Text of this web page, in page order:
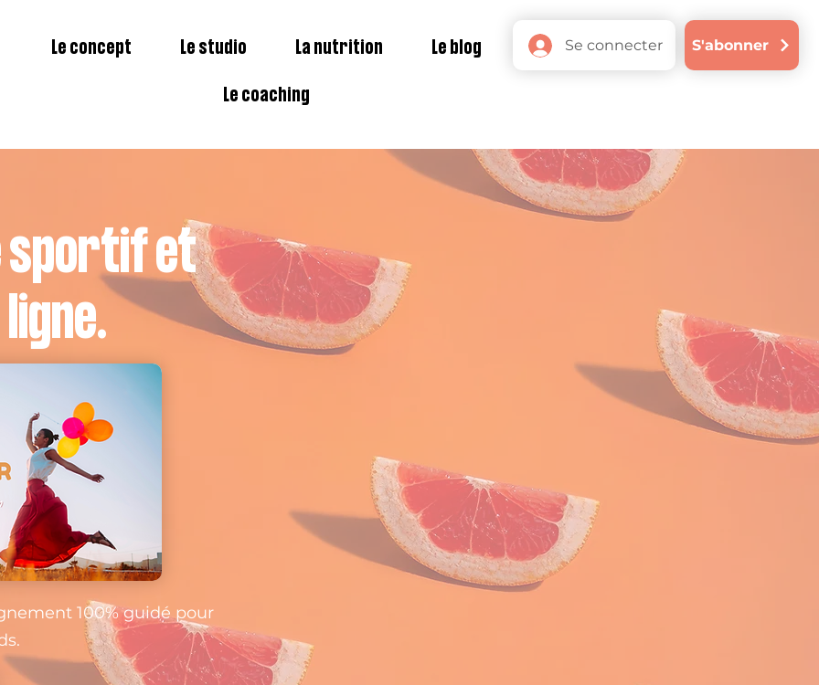
Le concept Le studio La nutrition Le blog
Le coaching
Se connecter S'abonner
sportif et
100% guidé pour